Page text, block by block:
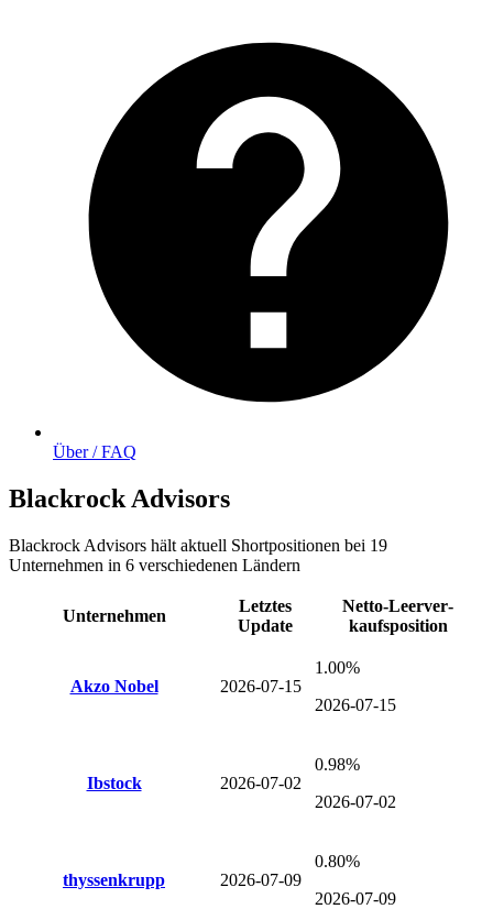
Über / FAQ
Blackrock Advisors
Blackrock Advisors hält aktuell Shortpositionen bei 19
Unternehmen in 6 verschiedenen Ländern
Unternehmen
Letztes
Update
Netto-Leer­ver­
kaufsposition
Akzo Nobel 2026-07-15
1.00%
2026-07-15
Ibstock 2026-07-02
0.98%
2026-07-02
thyssenkrupp 2026-07-09
0.80%
2026-07-09